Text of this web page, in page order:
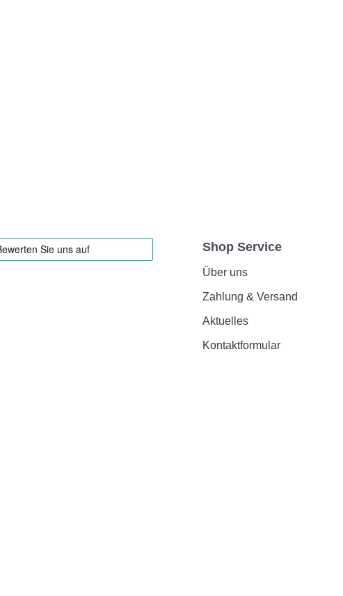
Shop Service
Über uns
Zahlung & Versand
Aktuelles
Kontaktformular